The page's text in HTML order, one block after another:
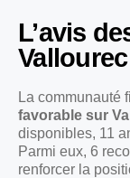
L’avis
La communauté
favorable sur
disponibles, 11
Parmi eux, 6
renforcer la